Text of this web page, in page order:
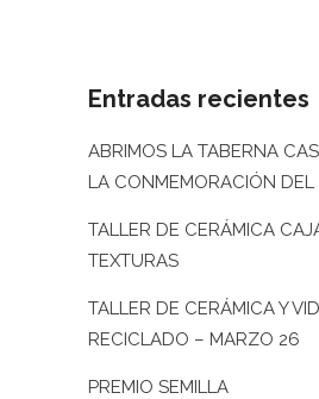
Entradas recientes
ABRIMOS LA TABERNA
LA CONMEMORACIÓN DEL
TALLER DE CERÁMICA
TEXTURAS
TALLER DE CERÁMICA Y
RECICLADO – MARZO 26
PREMIO SEMILLA